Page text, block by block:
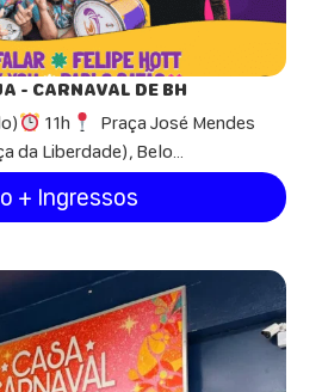
- CARNAVAL DE BH
11h
Praça José Mendes
da Liberdade), Belo...
+ Ingressos